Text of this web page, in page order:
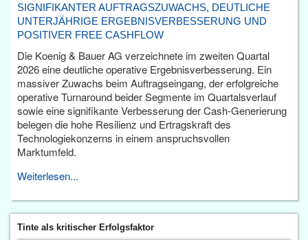
SIGNIFIKANTER AUFTRAGSZUWACHS, DEUTLICHE
UNTERJÄHRIGE ERGEBNISVERBESSERUNG UND
POSITIVER FREE CASHFLOW
Die Koenig & Bauer AG verzeichnete im zweiten Quartal
2026 eine deutliche operative Ergebnisverbesserung. Ein
massiver Zuwachs beim Auftragseingang, der erfolgreiche
operative Turnaround beider Segmente im Quartalsverlauf
sowie eine signifikante Verbesserung der Cash-Generierung
belegen die hohe Resilienz und Ertragskraft des
Technologiekonzerns in einem anspruchsvollen
Marktumfeld.
Weiterlesen...
Tinte als kritischer Erfolgsfaktor